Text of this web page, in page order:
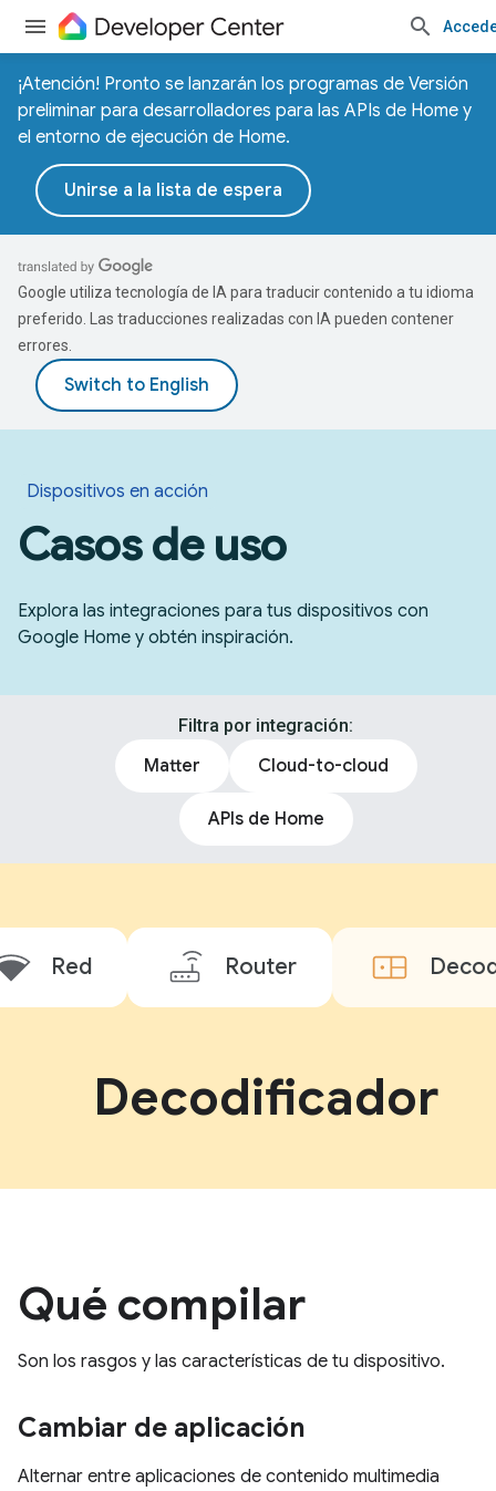
¡Atención! Pronto se lanzarán los programas de Versión
preliminar para desarrolladores para las APIs de Home y
el entorno de ejecución de Home.
Unirse a la lista de espera
Google utiliza tecnología de IA para traducir contenido a tu idioma
preferido. Las traducciones realizadas con IA pueden contener
errores.
Dispositivos en acción
Casos de uso
Explora las integraciones para tus dispositivos con
Google Home y obtén inspiración.